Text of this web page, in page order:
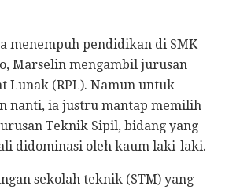
menempuh pendidikan di SMK
Marselin mengambil jurusan
Lunak (RPL). Namun untuk
nanti, ia justru mantap memilih
Teknik Sipil, bidang yang
didominasi oleh kaum laki-laki.
sekolah teknik (STM) yang